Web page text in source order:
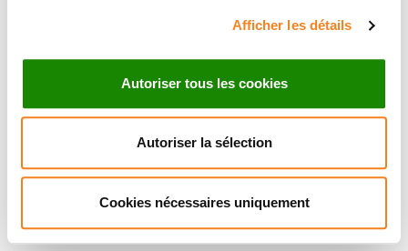
Afficher les détails
Autoriser tous les cookies
Autoriser la sélection
Cookies nécessaires uniquement